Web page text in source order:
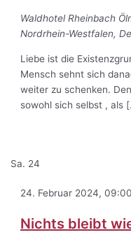
Waldhotel Rheinbach
Nordrhein-Westfalen,
Liebe ist die
Mensch sehnt sich
weiter zu schenken.
sowohl sich selbst , als
Sa. 24
24. Februar 2024, 09:00
Nichts bleibt